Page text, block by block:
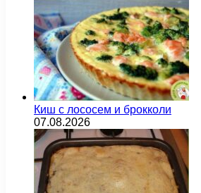
Киш с лососем и брокколи
07.08.2026